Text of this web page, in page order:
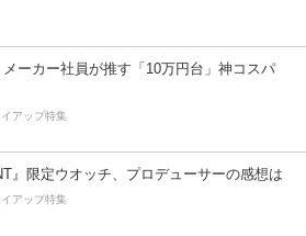
メーカー社員が推す「10万円台」神コスパ
アップ特集
』限定ウオッチ、プロデューサーの感想は
アップ特集